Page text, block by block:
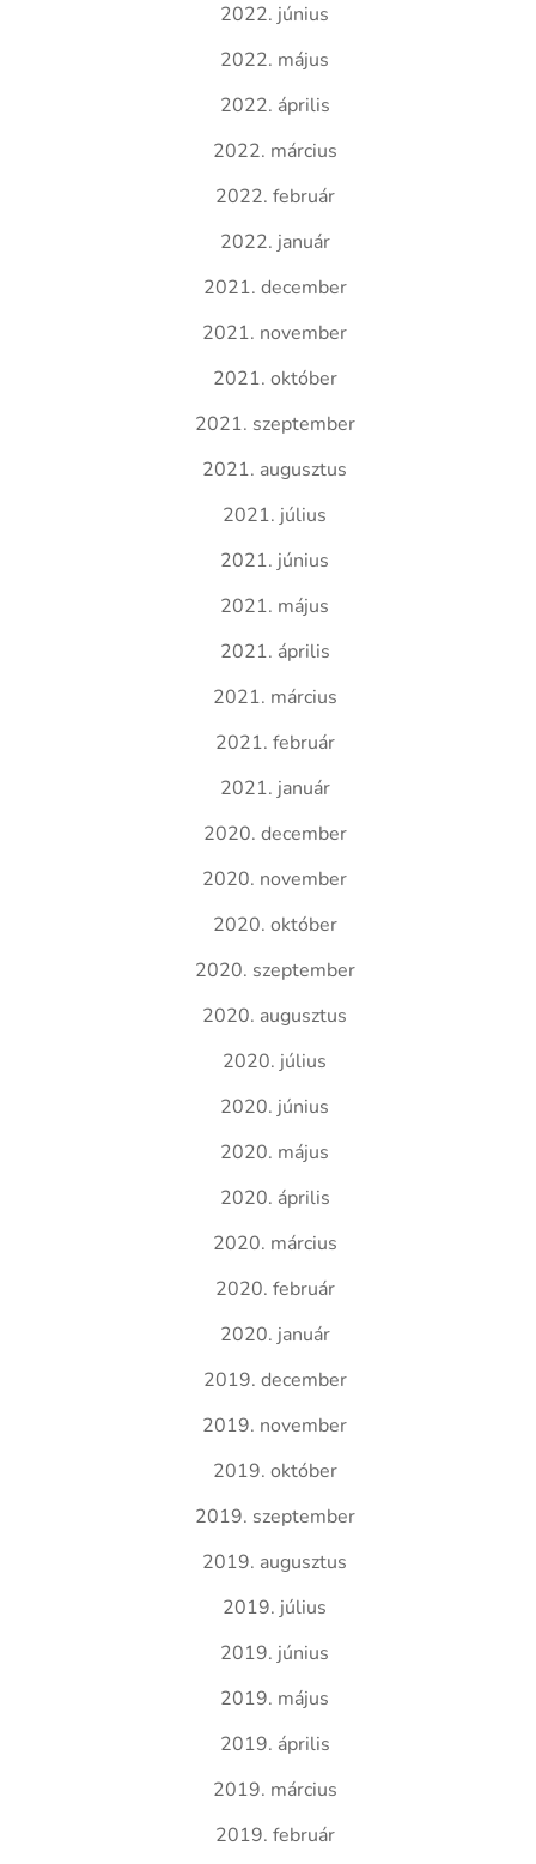
2022. június
2022. május
2022. április
2022. március
2022. február
2022. január
2021. december
2021. november
2021. október
2021. szeptember
2021. augusztus
2021. július
2021. június
2021. május
2021. április
2021. március
2021. február
2021. január
2020. december
2020. november
2020. október
2020. szeptember
2020. augusztus
2020. július
2020. június
2020. május
2020. április
2020. március
2020. február
2020. január
2019. december
2019. november
2019. október
2019. szeptember
2019. augusztus
2019. július
2019. június
2019. május
2019. április
2019. március
2019. február